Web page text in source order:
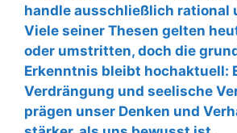
handle ausschließlich rational
Viele seiner Thesen gelten
oder umstritten, doch die
Erkenntnis bleibt hochaktuell:
Verdrängung und seelische
prägen unser Denken und